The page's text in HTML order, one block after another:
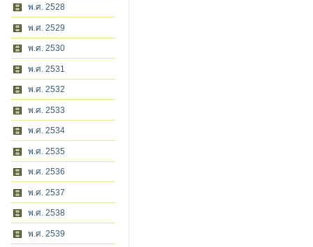
พ.ศ. 2528
พ.ศ. 2529
พ.ศ. 2530
พ.ศ. 2531
พ.ศ. 2532
พ.ศ. 2533
พ.ศ. 2534
พ.ศ. 2535
พ.ศ. 2536
พ.ศ. 2537
พ.ศ. 2538
พ.ศ. 2539